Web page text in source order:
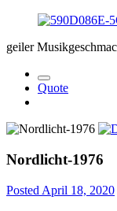
geiler
Quote
Nordlicht-1976
Posted April 18, 2020